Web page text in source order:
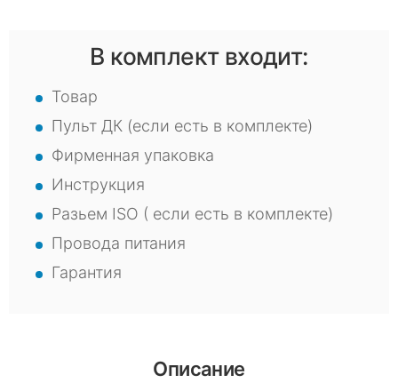
В комплект входит:
Товар
Пульт ДК (если есть в комплекте)
Фирменная упаковка
Инструкция
Разьем ISO ( если есть в комплекте)
Провода питания
Гарантия
Описание